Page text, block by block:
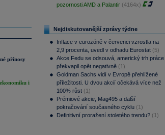
přínosy
i
pozornosti AMD a Palantir (4164x)
Nejdiskutovanější zprávy týdne
Inflace v eurozóně v červenci vzrostla na
2,9 procenta, uvedl v odhadu Eurostat (5)
Akce Fedu se odsouvá, americký trh práce
překvapil opět negativně (1)
Goldman Sachs vidí v Evropě přehlížené
příležitosti. U dvou akcií očekává více než
100% růst (1)
Prémiové akcie, Mag495 a další
pokračování současného cyklu (1)
Definitivní proražení stoletého trendu? (1)